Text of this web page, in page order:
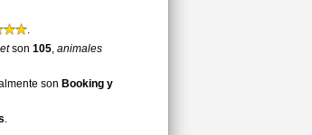
.
son 105, animales
son Booking y
.